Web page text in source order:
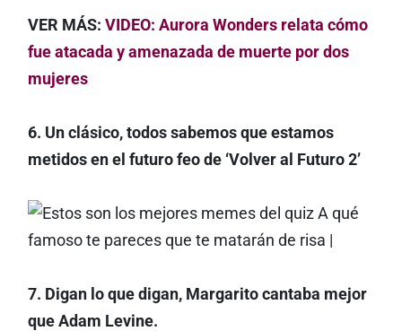
VER MÁS: VIDEO: Aurora Wonders relata cómo
fue atacada y amenazada de muerte por dos
mujeres
6. Un clásico, todos sabemos que estamos
metidos en el futuro feo de ‘Volver al Futuro 2’
7. Digan lo que digan, Margarito cantaba mejor
que Adam Levine.